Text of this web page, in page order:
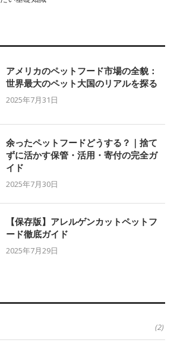
アメリカのペットフード市場の全貌：
世界最大のペット大国のリアルを探る
2025年7月31日
余ったペットフードどうする？｜捨て
ずに活かす保管・活用・寄付の完全ガ
イド
2025年7月30日
【保存版】アレルゲンカットペットフ
ード徹底ガイド
2025年7月29日
(2)